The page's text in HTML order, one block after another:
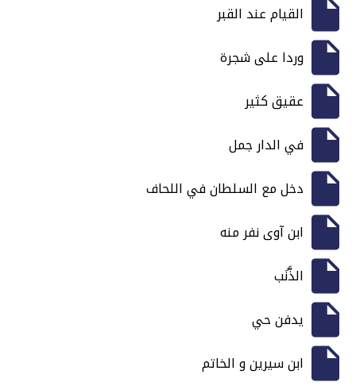
القيام عند القبر
وردا على شجرة
عقيق كثير
في الدار جمل
دخل مع السلطان في اللحاف
ابن آوى نفر منه
الذَّنَب
يدفن حي
ابن سيرين و الخاتم